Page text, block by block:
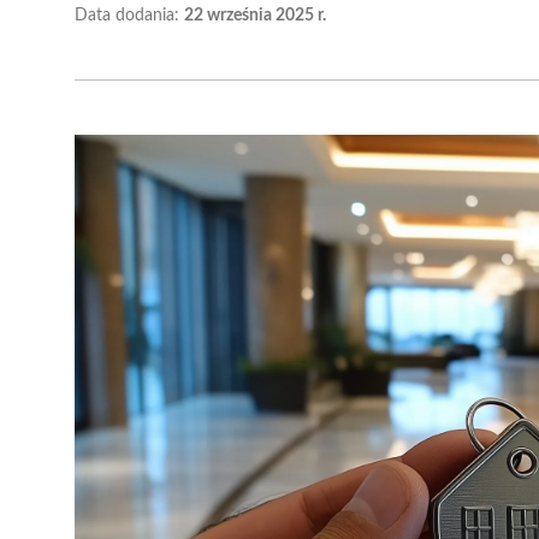
Data dodania: 22 września 2025 r.